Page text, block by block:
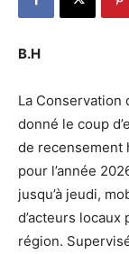
B.H
La Conservation
donné le coup
de recensement
pour l’année
jusqu’à jeudi,
d’acteurs
région.